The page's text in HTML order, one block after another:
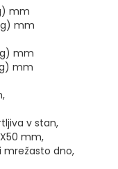
mm
mm
mm
mm
v stan,
mm,
mrežasto dno,